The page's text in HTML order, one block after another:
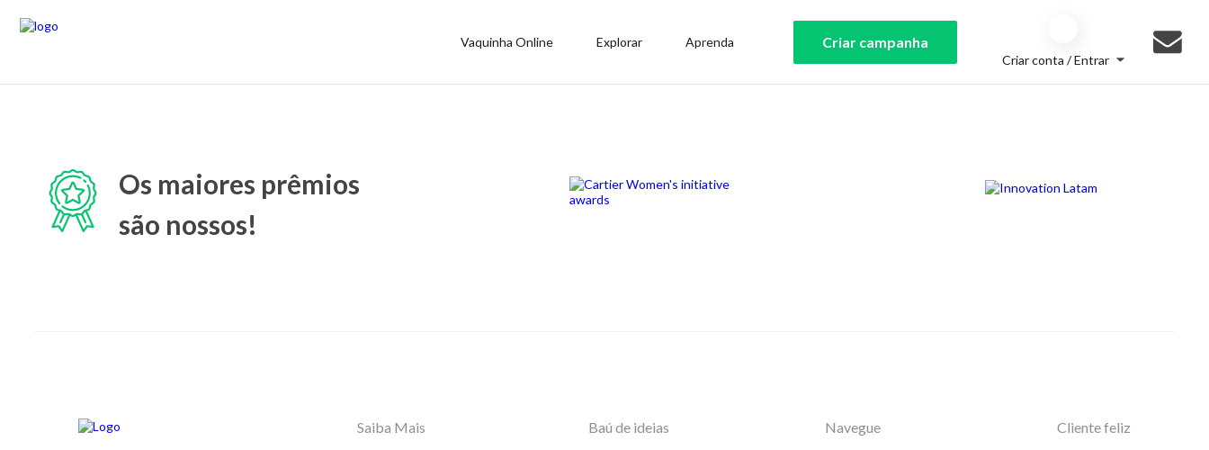
Vaquinha Online Explorar Aprenda Criar campanha
Criar conta / Entrar
Os maiores prêmios
são nossos!
Saiba Mais Baú de ideias Navegue Cliente feliz